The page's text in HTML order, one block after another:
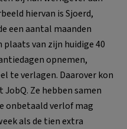
hiervan is Sjoerd,
een aantal maanden
van zijn huidige 40
opnemen,
te verlagen. Daarover kon
Ze hebben samen
onbetaald verlof mag
als de tien extra